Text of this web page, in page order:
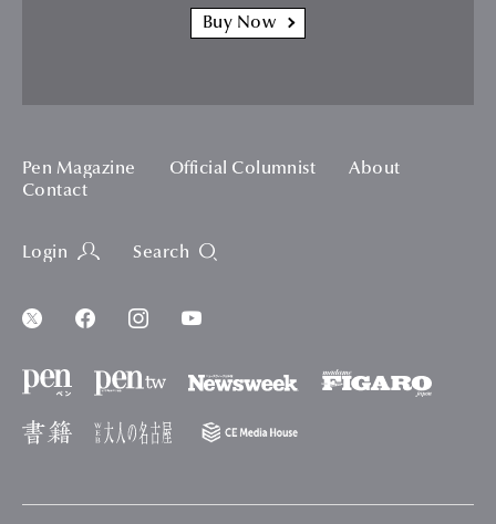
Buy Now
Pen Magazine Official Columnist
About
Contact
Login Search